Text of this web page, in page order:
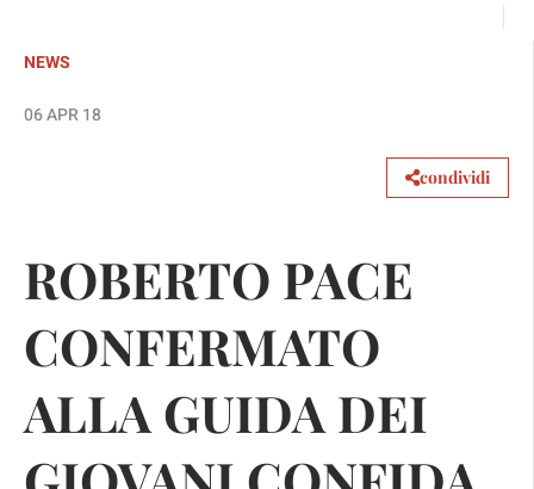
NEWS
06 APR 18
condividi
ROBERTO PACE
CONFERMATO
ALLA GUIDA DEI